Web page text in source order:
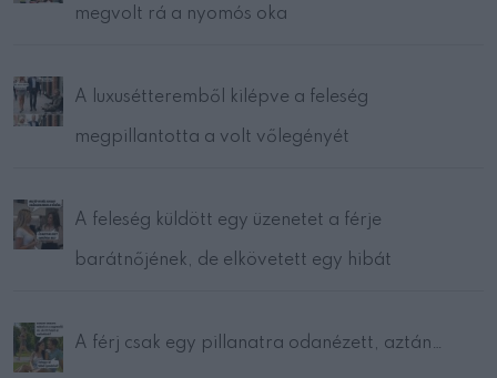
megvolt rá a nyomós oka
A luxusétteremből kilépve a feleség
megpillantotta a volt vőlegényét
A feleség küldött egy üzenetet a férje
barátnőjének, de elkövetett egy hibát
A férj csak egy pillanatra odanézett, aztán…